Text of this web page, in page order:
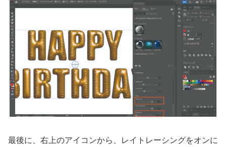
最後に、右上のアイコンから、レイトレーシングをオンに